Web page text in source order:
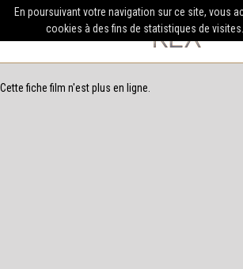
Cette fiche film n'est plus en ligne.
En poursuivant votre navigation sur ce site, vous
cookies à des fins de statistiques de visites.